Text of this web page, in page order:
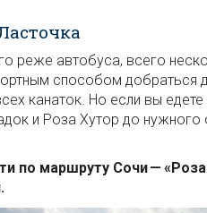
реже автобуса, всего
способом добраться
канаток. Но если вы
и Роза Хутор до нужного
по маршруту Сочи —